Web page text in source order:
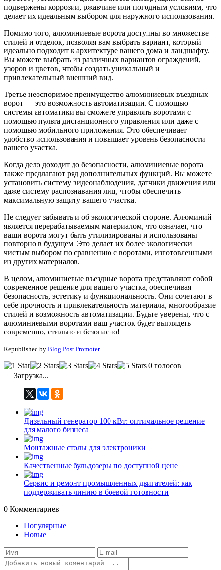
подвержены коррозии, ржавчине или погодным условиям, что
делает их идеальным выбором для наружного использования.
Помимо того, алюминиевые ворота доступны во множестве
стилей и отделок, позволяя вам выбрать вариант, который
идеально подходит к архитектуре вашего дома и ландшафту.
Вы можете выбрать из различных вариантов ограждений,
узоров и цветов, чтобы создать уникальный и
привлекательный внешний вид.
Третье неоспоримое преимущество алюминиевых въездных
ворот — это возможность автоматизации. С помощью
системы автоматики вы сможете управлять воротами с
помощью пульта дистанционного управления или даже с
помощью мобильного приложения. Это обеспечивает
удобство использования и повышает уровень безопасности
вашего участка.
Когда дело доходит до безопасности, алюминиевые ворота
также предлагают ряд дополнительных функций. Вы можете
установить систему видеонаблюдения, датчики движения или
даже систему распознавания лиц, чтобы обеспечить
максимальную защиту вашего участка.
Не следует забывать и об экологической стороне. Алюминий
является перерабатываемым материалом, что означает, что
ваши ворота могут быть утилизированы и использованы
повторно в будущем. Это делает их более экологически
чистым выбором по сравнению с воротами, изготовленными
из других материалов.
В целом, алюминиевые въездные ворота представляют собой
современное решение для вашего участка, обеспечивая
безопасность, эстетику и функциональность. Они сочетают в
себе прочность и привлекательность материала, многообразие
стилей и возможность автоматизации. Будьте уверены, что с
алюминиевыми воротами ваш участок будет выглядеть
современно, стильно и безопасно!
Republished by Blog Post Promoter
0 голосов
Загрузка...
Дизельный генератор 100 кВт: оптимальное решение
для малого бизнеса
Монтажные столы для электроники
Качественные бульдозеры по доступной цене
Сервис и ремонт промышленных двигателей: как
поддерживать линию в боевой готовности
0 Комментариев
Популярные
Новые